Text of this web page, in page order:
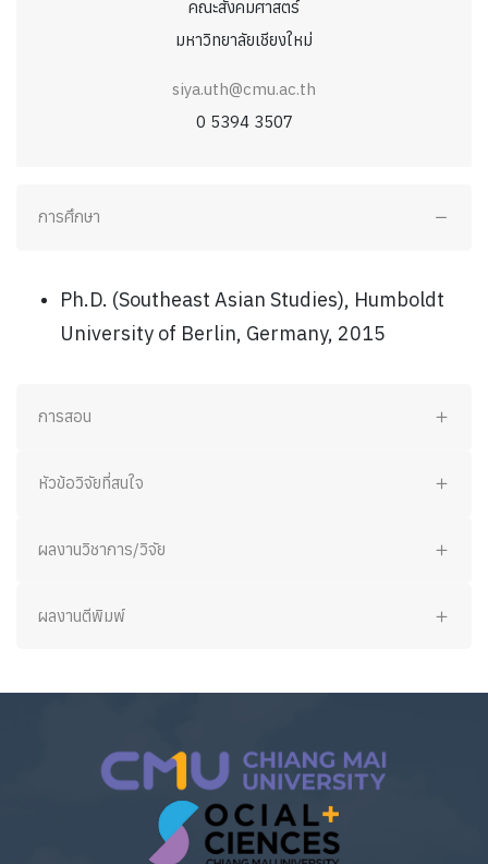
คณะสังคมศาสตร์
มหาวิทยาลัยเชียงใหม่
siya.uth@cmu.ac.th
0 5394 3507
การศึกษา
Ph.D. (Southeast Asian Studies), Humboldt
University of Berlin, Germany, 2015
การสอน
หัวข้อวิจัยที่สนใจ
ผลงานวิชาการ/วิจัย
ผลงานตีพิมพ์